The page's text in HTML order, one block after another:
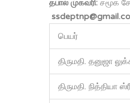
தபால் முகவரி: சமூக
பெயர்
திருமதி. தனுஜா
திருமதி. நித்தியா